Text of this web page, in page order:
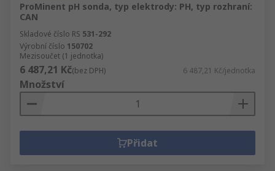
ProMinent pH sonda, typ elektrody: PH, typ rozhraní:
CAN
Skladové číslo RS 531-292
Výrobní číslo 150702
Mezisoučet (1 jednotka)
6 487,21 Kč(bez DPH) 6 487,21 Kč/jednotka
Množství
Přidat